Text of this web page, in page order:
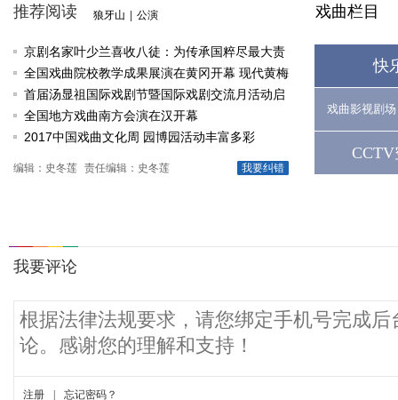
推荐阅读 狼牙山 公演
京剧名家叶少兰喜收八徒：为传承国粹尽最大责
任
全国戏曲院校教学成果展演在黄冈开幕 现代黄梅
戏《槐花谣》倾情..
首届汤显祖国际戏剧节暨国际戏剧交流月活动启
动
全国地方戏曲南方会演在汉开幕
2017中国戏曲文化周 园博园活动丰富多彩
我要纠错
编辑：史冬莲 责任编辑：史冬莲
戏曲栏目
快
戏曲影视剧场